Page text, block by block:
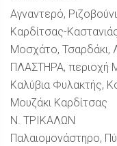
Αγναντερό,
Καρδίτσας-
Μοσχάτο,
ΠΛΑΣΤΗΡΑ, περιοχή
Καλύβια Φυλακτής,
Μουζάκι Καρδίτσας
Ν. ΤΡΙΚΑΛΩΝ
Παλαιομονάστηρο,